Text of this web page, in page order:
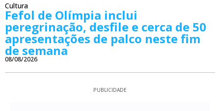
Cultura
Fefol de Olímpia inclui
peregrinação, desfile e cerca de 50
apresentações de palco neste fim
de semana
08/08/2026
PUBLICIDADE